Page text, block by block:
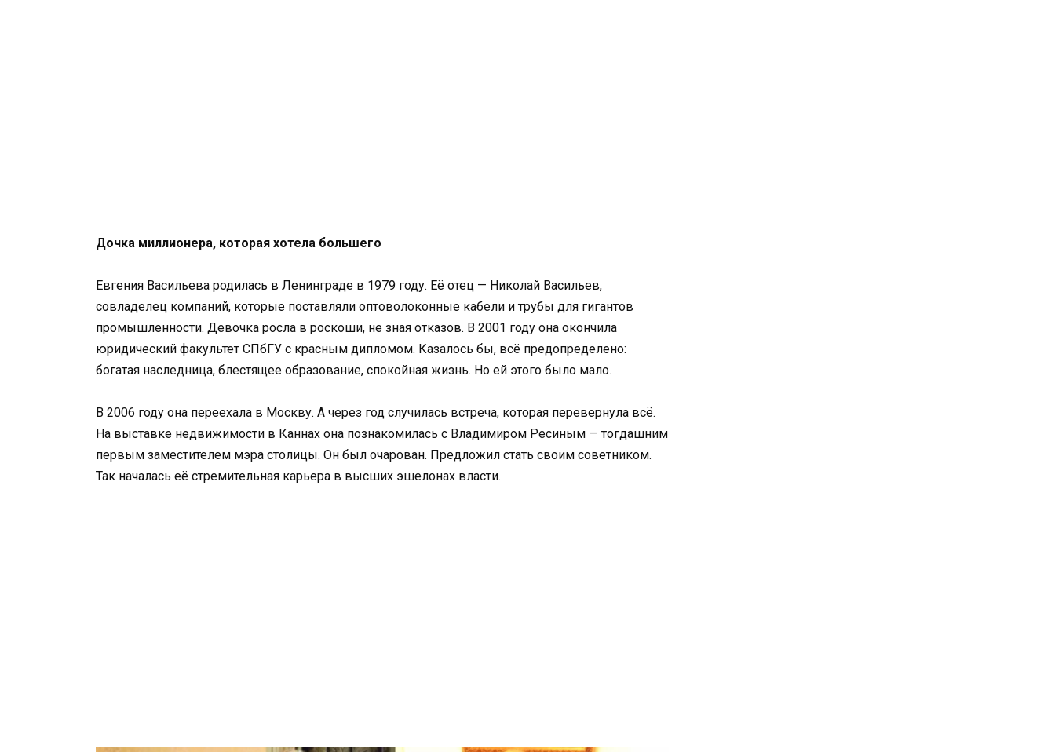
Дочка миллионера, которая хотела большего
Евгения Васильева родилась в Ленинграде в 1979 году. Её отец — Николай Васильев,
совладелец компаний, которые поставляли оптоволоконные кабели и трубы для гигантов
промышленности. Девочка росла в роскоши, не зная отказов. В 2001 году она окончила
юридический факультет СПбГУ с красным дипломом. Казалось бы, всё предопределено:
богатая наследница, блестящее образование, спокойная жизнь. Но ей этого было мало.
В 2006 году она переехала в Москву. А через год случилась встреча, которая перевернула всё.
На выставке недвижимости в Каннах она познакомилась с Владимиром Ресиным — тогдашним
первым заместителем мэра столицы. Он был очарован. Предложил стать своим советником.
Так началась её стремительная карьера в высших эшелонах власти.